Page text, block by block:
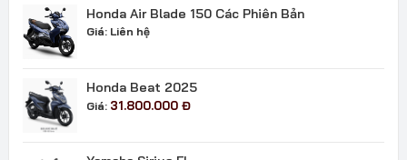
Honda Air Blade 150 Các Phiên Bản
Giá: Liên hệ
Honda Beat 2025
Giá: 31.800.000 Đ